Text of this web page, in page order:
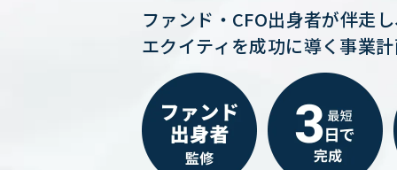
ファンド・CFO出身者が伴走
エクイティを成功に導く事業